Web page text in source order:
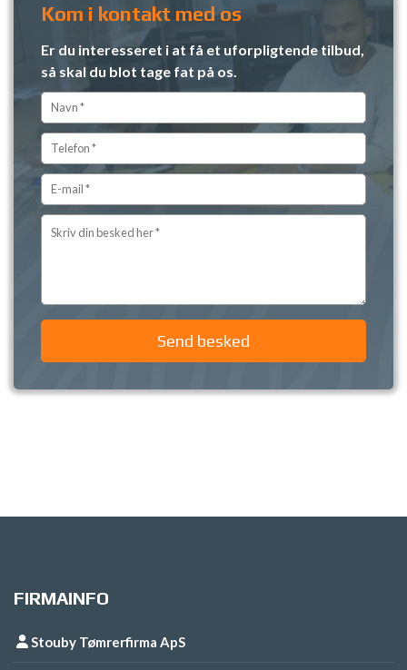
Kom i kontakt med os
Er du interesseret i at få et uforpligtende tilbud,
så skal du blot tage fat på os.
FIRMAINFO
Stouby Tømrerfirma ApS